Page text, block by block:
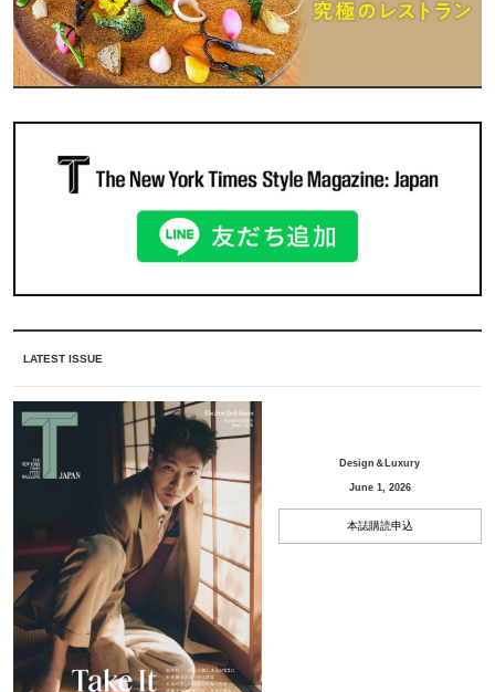
LATEST ISSUE
Design＆Luxury
June 1, 2026
本誌購読申込